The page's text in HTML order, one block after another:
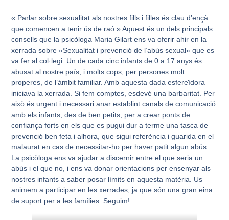
« Parlar sobre sexualitat als nostres fills i filles és clau d’ençà
que comencen a tenir ús de raó.» Aquest és un dels principals
consells que la psicòloga Maria Gilart ens va oferir ahir en la
xerrada sobre «Sexualitat i prevenció de l’abús sexual» que es
va fer al col·legi. Un de cada cinc infants de 0 a 17 anys és
abusat al nostre país, i molts cops, per persones molt
properes, de l’àmbit familiar. Amb aquesta dada esfereïdora
iniciava la xerrada. Si fem comptes, esdevé una barbaritat. Per
això és urgent i necessari anar establint canals de comunicació
amb els infants, des de ben petits, per a crear ponts de
confiança forts en els que es pugui dur a terme una tasca de
prevenció ben feta i alhora, que sigui referència i guarida en el
malaurat en cas de necessitar-ho per haver patit algun abús.
La psicòloga ens va ajudar a discernir entre el que seria un
abús i el que no, i ens va donar orientacions per ensenyar als
nostres infants a saber posar límits en aquesta matèria. Us
animem a participar en les xerrades, ja que són una gran eina
de suport per a les famílies. Seguim!